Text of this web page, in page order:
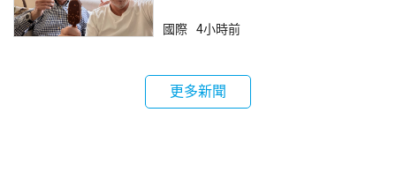
國際 4小時前
更多新聞